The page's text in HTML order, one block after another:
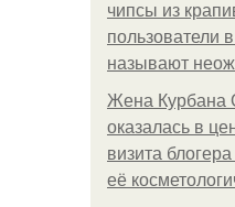
чипсы из
пользователи
называют
Жена Курбана
оказалась в
визита
её